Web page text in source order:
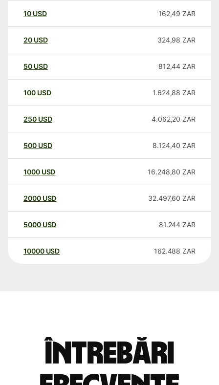
10 USD 162,49 ZAR
20 USD 324,98 ZAR
50 USD 812,44 ZAR
100 USD 1.624,88 ZAR
250 USD 4.062,20 ZAR
500 USD 8.124,40 ZAR
1000 USD 16.248,80 ZAR
2000 USD 32.497,60 ZAR
5000 USD 81.244 ZAR
10000 USD 162.488 ZAR
Întrebări